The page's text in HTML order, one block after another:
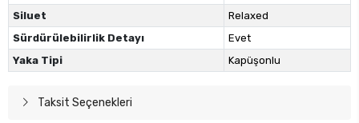
Siluet
Relaxed
Sürdürülebilirlik Detayı
Evet
Yaka Tipi
Kapüşonlu
Taksit Seçenekleri